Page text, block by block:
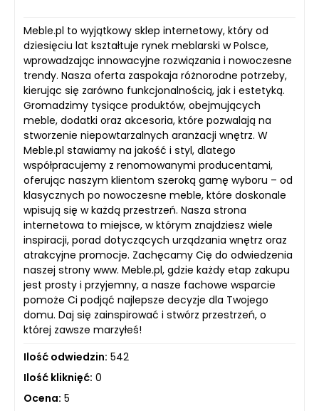
Meble.pl to wyjątkowy sklep internetowy, który od
dziesięciu lat kształtuje rynek meblarski w Polsce,
wprowadzając innowacyjne rozwiązania i nowoczesne
trendy. Nasza oferta zaspokaja różnorodne potrzeby,
kierując się zarówno funkcjonalnością, jak i estetyką.
Gromadzimy tysiące produktów, obejmujących
meble, dodatki oraz akcesoria, które pozwalają na
stworzenie niepowtarzalnych aranżacji wnętrz. W
Meble.pl stawiamy na jakość i styl, dlatego
współpracujemy z renomowanymi producentami,
oferując naszym klientom szeroką gamę wyboru – od
klasycznych po nowoczesne meble, które doskonale
wpisują się w każdą przestrzeń. Nasza strona
internetowa to miejsce, w którym znajdziesz wiele
inspiracji, porad dotyczących urządzania wnętrz oraz
atrakcyjne promocje. Zachęcamy Cię do odwiedzenia
naszej strony www. Meble.pl, gdzie każdy etap zakupu
jest prosty i przyjemny, a nasze fachowe wsparcie
pomoże Ci podjąć najlepsze decyzje dla Twojego
domu. Daj się zainspirować i stwórz przestrzeń, o
której zawsze marzyłeś!
Ilość odwiedzin: 542
Ilość kliknięć: 0
Ocena: 5